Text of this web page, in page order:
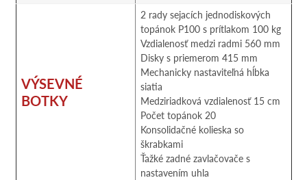
VÝSEVNÉ
BOTKY
2 rady sejacích jednodiskových
topánok P100 s prítlakom 100 kg
Vzdialenosť medzi radmi 560 mm
Disky s priemerom 415 mm
Mechanicky nastaviteľná hĺbka
siatia
Medziriadková vzdialenosť 15 cm
Počet topánok 20
Konsolidačné kolieska so
škrabkami
Ťažké zadné zavlačovače s
nastavením uhla